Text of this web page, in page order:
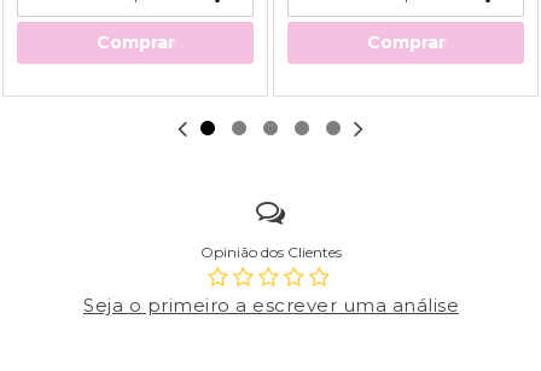
Comprar Comprar
Opinião dos Clientes
Seja o primeiro a escrever uma análise